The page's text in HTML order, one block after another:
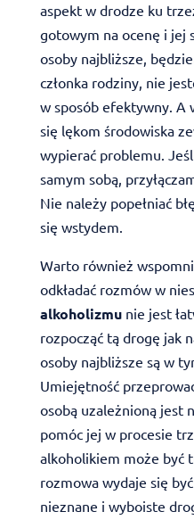
aspekt w drodze ku
gotowym na ocenę i jej
osoby najbliższe,
członka rodziny, nie
w sposób efektywny. A
się lękom środowiska
wypierać problemu.
samym sobą,
Nie należy popełniać
się wstydem.
Warto również
odkładać rozmów w
alkoholizmunie jest
rozpocząć tą drogę jak
osoby najbliższe są w
Umiejętność
osobą uzależnioną jest
pomóc jej w procesie
alkoholikiem może być
rozmowa wydaje się
nieznane i wyboiste